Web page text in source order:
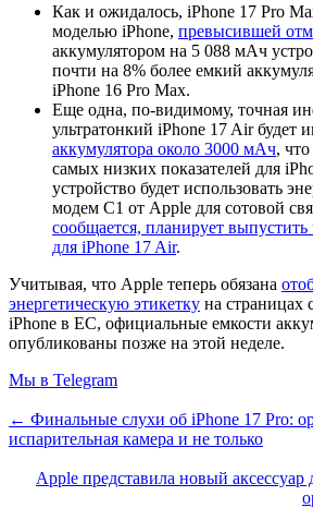
Как и ожидалось, iPhone 17 Pro
моделью iPhone, превысившей
аккумулятором на 5 088 мАч
почти на 8% более емкий
iPhone 16 Pro Max.
Еще одна, по-видимому, точная
ультратонкий iPhone 17 Air будет
аккумулятора около 3000 мАч,
самых низких показателей для
устройство будет использовать
модем C1 от Apple для сотовой
сообщается, планирует выпустить
для iPhone 17 Air.
Учитывая, что Apple теперь обязана
энергетическую этикетку на страницах
iPhone в ЕС, официальные емкости
опубликованы позже на этой неделе.
Мы в Telegram
← Финальные слухи об iPhone 17 Pro:
испарительная камера и не только
Apple представила новый